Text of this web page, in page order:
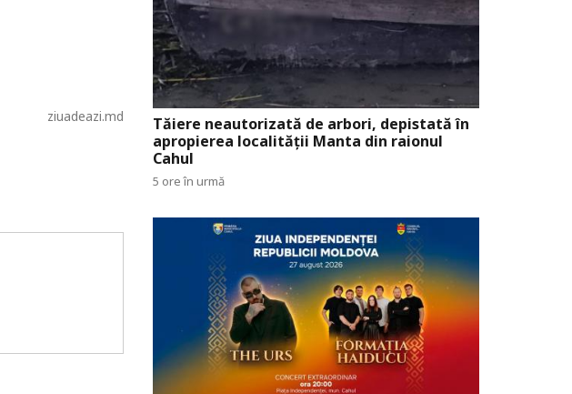
ziuadeazi.md
Tăiere neautorizată de arbori, depistată în
apropierea localității Manta din raionul
Cahul
5 ore în urmă